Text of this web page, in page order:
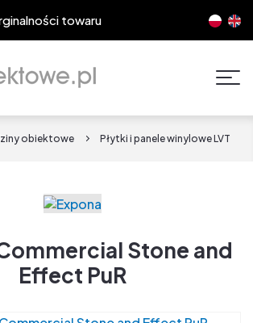
towaru
obiektowe Płytki i panele winylowe LVT
Stone and
Effect PuR